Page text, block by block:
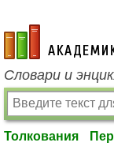
academic.ru
Словари и
Толкования